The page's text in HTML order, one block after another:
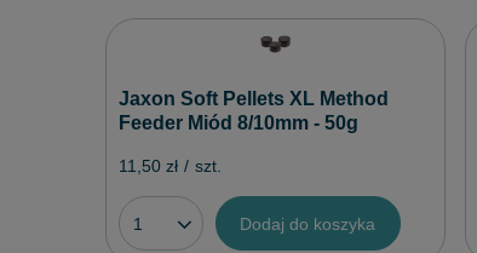
Jaxon Soft Pellets XL Method
Feeder Miód 8/10mm - 50g
11,50 zł / szt.
Dodaj do koszyka